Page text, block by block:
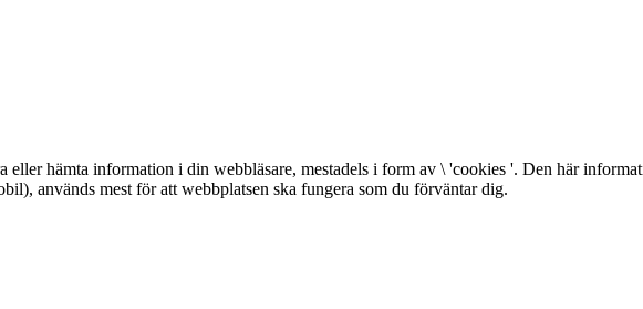
eller hämta information i din webbläsare, mestadels i form av \ 'cookies '. Den här
används mest för att webbplatsen ska fungera som du förväntar dig.